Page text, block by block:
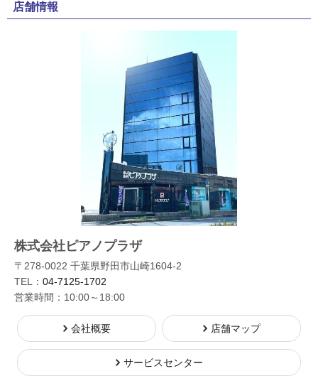
店舗情報
株式会社ピアノプラザ
〒278-0022 千葉県野田市山崎1604-2
TEL： 04-7125-1702
営業時間：10:00～18:00
会社概要 店舗マップ
サービスセンター